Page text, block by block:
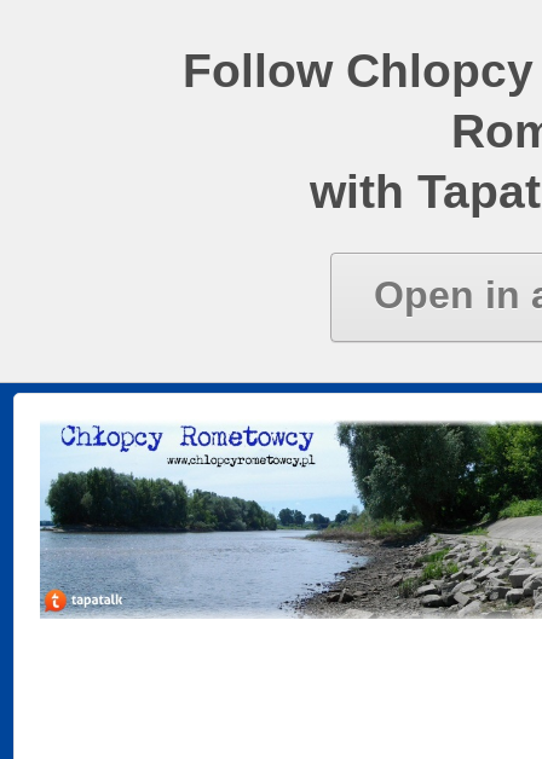
Follow
with
Open in